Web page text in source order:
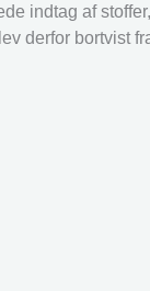
indtag af
derfor bortvist